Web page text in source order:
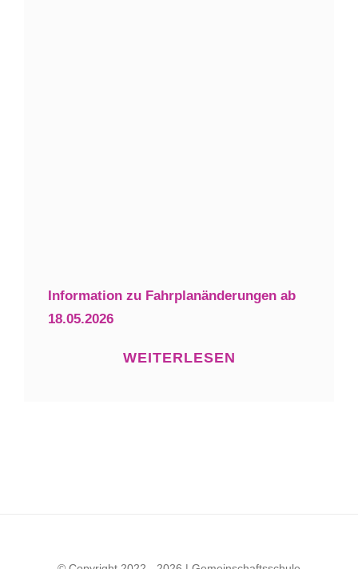
Information zu Fahrplanänderungen ab
18.05.2026
WEITERLESEN